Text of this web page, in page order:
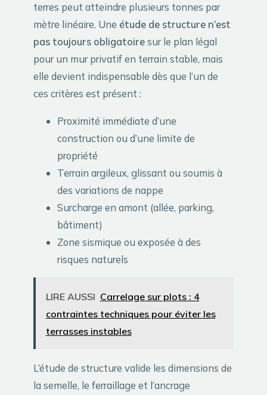
terres peut atteindre plusieurs tonnes par
mètre linéaire. Une étude de structure n’est
pas toujours obligatoiresur le plan légal
pour un mur privatif en terrain stable, mais
elle devient indispensable dès que l’un de
ces critères est présent :
Proximité immédiate d’une
construction ou d’une limite de
propriété
Terrain argileux, glissant ou soumis à
des variations de nappe
Surcharge en amont (allée, parking,
bâtiment)
Zone sismique ou exposée à des
risques naturels
LIRE AUSSI Carrelage sur plots : 4
contraintes techniques pour éviter les
terrasses instables
L’étude de structure valide les dimensions de
la semelle, le ferraillage et l’ancrage